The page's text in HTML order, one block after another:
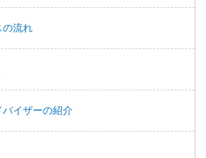
の流れ
バイザーの紹介